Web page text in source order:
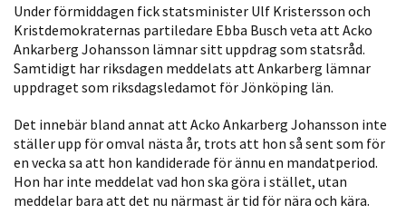
Under förmiddagen fick statsminister Ulf Kristersson och
Kristdemokraternas partiledare Ebba Busch veta att Acko
Ankarberg Johansson lämnar sitt uppdrag som statsråd.
Samtidigt har riksdagen meddelats att Ankarberg lämnar
uppdraget som riksdagsledamot för Jönköping län.
Det innebär bland annat att Acko Ankarberg Johansson inte
ställer upp för omval nästa år, trots att hon så sent som för
en vecka sa att hon kandiderade för ännu en mandatperiod.
Hon har inte meddelat vad hon ska göra i stället, utan
meddelar bara att det nu närmast är tid för nära och kära.
Nödvändiga
Dessa kakor
går inte att
välja bort. De
behövs för
att hemsidan
över huvud